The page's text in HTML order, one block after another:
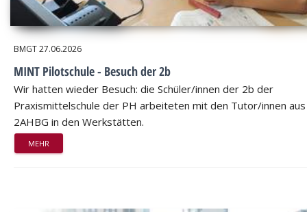
BMGT27.06.2026
MINT Pilotschule - Besuch der 2b
Wir hatten wieder Besuch: die Schüler/innen der 2b der
Praxismittelschule der PH arbeiteten mit den Tutor/innen
2AHBG in den Werkstätten.
MEHR